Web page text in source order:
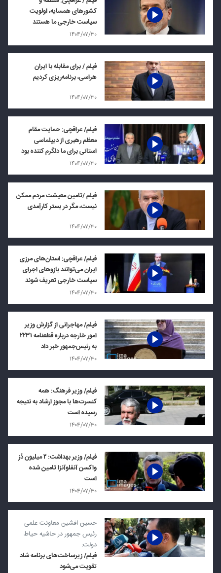
کشورهای همسایه، اولویت
سیاست خارجی ما هستند
۱۴۰۴/۰۷/۳۰
فیلم / برای مقابله با ایران
هراسی، برنامه‌ریزی کردیم
۱۴۰۴/۰۷/۳۰
فیلم/ عراقچی: حمایت مقام
معظم رهبری از دیپلماسی
استانی برای ما دلگرم کننده بود
۱۴۰۴/۰۷/۳۰
فیلم /تامین معیشت مردم ممکن
نیست، مگر در بستر کارآمدی
۱۴۰۴/۰۷/۳۰
فیلم/ عراقچی: استان‌های مرزی
ایران می‌توانند بازوهای اجرای
سیاست خارجی تعریف شوند
۱۴۰۴/۰۷/۳۰
فیلم/ مهاجرانی از گزارش وزیر
امور خارجه درباره قطعنامه ۲۲۳۱
به رئيس‌جمهور خبر داد
۱۴۰۴/۰۷/۳۰
فیلم/ وزیر فرهنگ: همه
کنسرت‌ها با مجوز ارشاد به نتیجه
رسیده است
۱۴۰۴/۰۷/۳۰
فیلم/ وزیر بهداشت: ۲ میلیون دُز
واکسن آنفلوآنزا تامین شده
است
۱۴۰۴/۰۷/۳۰
حسین افشین معاونت علمی
رئیس جمهور در حاشیه حیاط
دولت:
فیلم/ زیرساخت‌های برنامه شاد
تقویت می‌شود